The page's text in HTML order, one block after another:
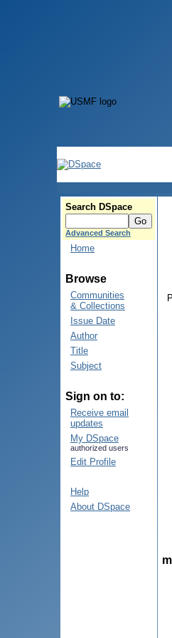
Search DSpace
Advanced Search
Home
Browse
Communities
& Collections
Issue Date
Author
Title
Subject
Sign on to:
Receive email
updates
My DSpace
authorized users
Edit Profile
Help
About DSpace